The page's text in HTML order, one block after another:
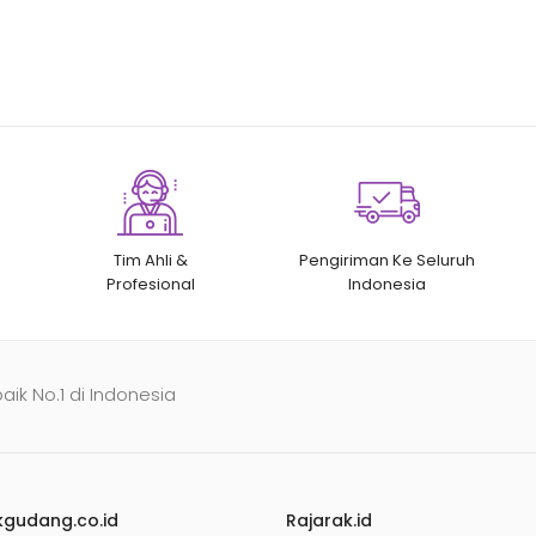
Tim Ahli &
Profesional
Pengiriman Ke Seluruh
Indonesia
No.1 di Indonesia
Rajarak.id